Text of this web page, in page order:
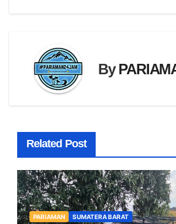
By
Related Post
PARIAMAN SUMATERA BARAT